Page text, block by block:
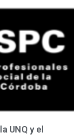
UNQ y el